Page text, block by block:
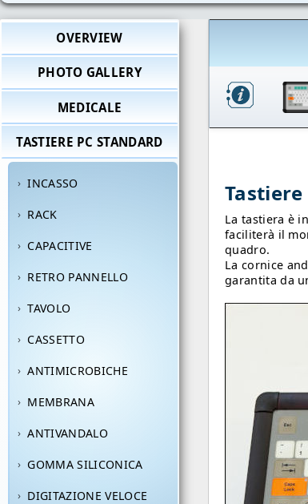
OVERVIEW
PHOTO GALLERY
MEDICALE
TASTIERE PC STANDARD
INCASSO
RACK
CAPACITIVE
RETRO PANNELLO
TAVOLO
CASSETTO
ANTIMICROBICHE
MEMBRANA
ANTIVANDALO
GOMMA SILICONICA
DIGITAZIONE VELOCE
La tastiera è
faciliterà il
quadro.
La cornice
garantita da